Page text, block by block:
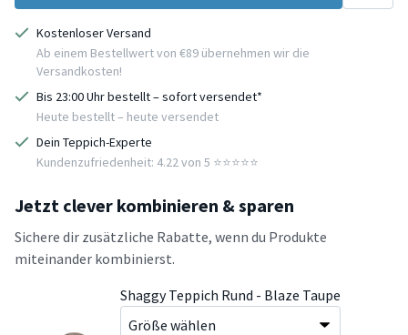
Kostenloser Versand
Ab einem Bestellwert von €89 übernehmen wir die
Versandkosten!
Bis 23:00 Uhr bestellt – sofort versendet*
Heute bestellt – heute versendet
Dein Teppich-Experte
Kundenzufriedenheit: 4.22 von 5 ⭐️⭐️⭐️⭐️⭐️
Jetzt clever kombinieren & sparen
Sichere dir zusätzliche Rabatte, wenn du Produkte
miteinander kombinierst.
Shaggy Teppich Rund - Blaze Taupe